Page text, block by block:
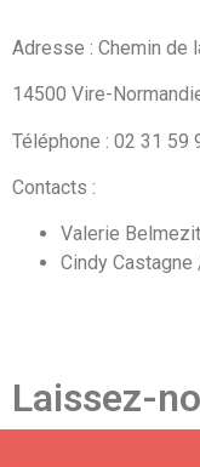
Adresse : Chemin de
14500 Vire-
Téléphone : 02 31 59
Contacts :
Valerie
Cindy Castagne
Laissez-